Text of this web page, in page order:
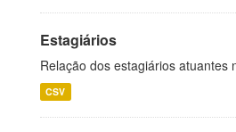
Estagiários
Relação dos estagiários atuantes
CSV